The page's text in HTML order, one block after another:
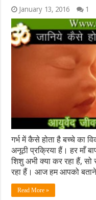
January 13, 2016 1
गर्भ में कैसे होता है बच्चे का
अनूठी प्रक्रिया हैं। हर माँ
शिशु अभी क्या कर रहा हैं, सो
रहा हैं। आज हम आपको
Read More »